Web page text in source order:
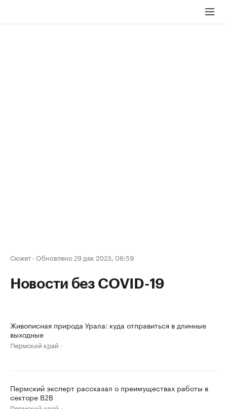
Сюжет · Обновлено 29 дек 2023, 06:59
Новости без COVID-19
Живописная природа Урала: куда отправиться в длинные
выходные
Пермский край
Пермский эксперт рассказал о преимуществах работы в
секторе B2B